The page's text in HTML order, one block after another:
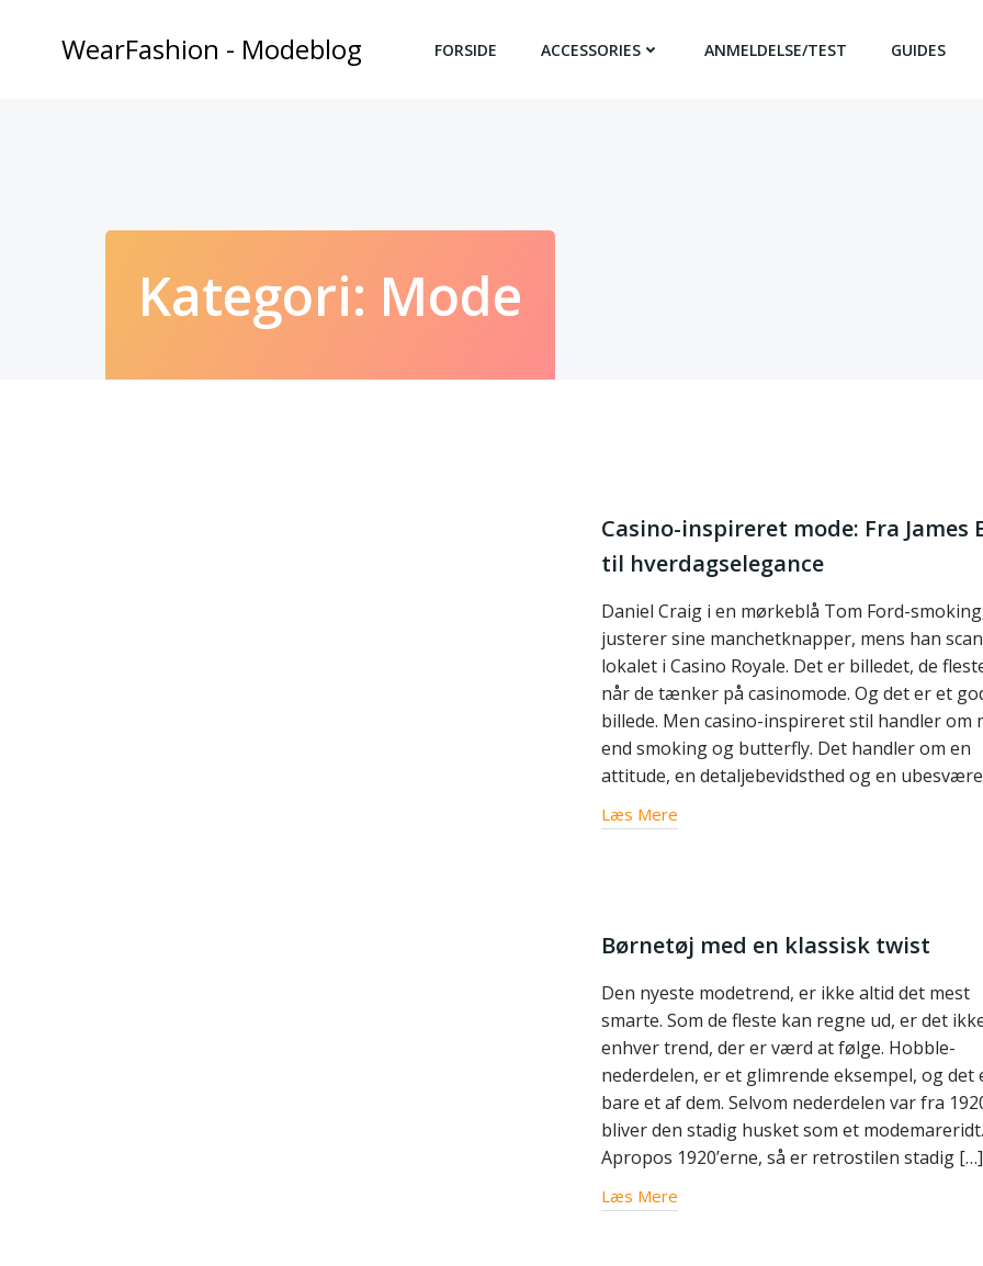
WearFashion - Modeblog FORSIDE ACCESSORIES ANMELDELSE/TEST GUIDES
Kategori: Mode
Casino-inspireret mode: Fra James
til hverdagselegance
Daniel Craig i en mørkeblå Tom Ford-
justerer sine manchetknapper, mens han
lokalet i Casino Royale. Det er billedet, de
når de tænker på casinomode. Og det er et
billede. Men casino-inspireret stil handler om
end smoking og butterfly. Det handler om en
attitude, en detaljebevidsthed og en
Læs Mere
Børnetøj med en klassisk twist
Den nyeste modetrend, er ikke altid det mest
smarte. Som de fleste kan regne ud, er det
enhver trend, der er værd at følge. Hobble-
nederdelen, er et glimrende eksempel, og det
bare et af dem. Selvom nederdelen var fra
bliver den stadig husket som et modemareridt.
Apropos 1920’erne, så er retrostilen stadig […]
Læs Mere